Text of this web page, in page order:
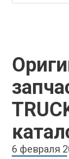
6 февраля